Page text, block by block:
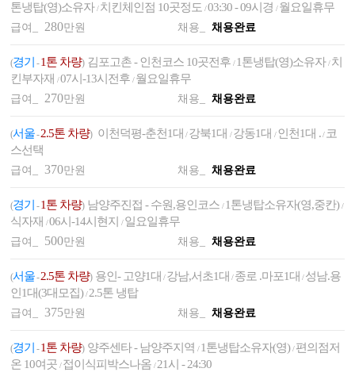
톤냉탑(영)소유자/ 치킨체인점 10곳정도/03:30 - 09시경/ 월요일휴무
급여_280만원 채용_ 채용완료
(경기 -1톤 차량) 김포고촌 - 인천코스 10곳전후/ 1톤냉탑(영)소유자/ 치
킨부자재/07시-13시전후/ 월요일휴무
급여_270만원 채용_ 채용완료
(서울-2.5톤 차량) 이천덕평-춘천1대 / 강북1대/ 강동1대/ 인천1대 . / 코
스선택
급여_ 370만원 채용_ 채용완료
(경기 -1톤 차량) 남양주진접 - 수원,용인코스/ 1톤냉탑소유자(영,중칸)/
식자재/06시-14시현지/ 일요일휴무
급여_ 500만원 채용_ 채용완료
(서울-2.5톤 차량) 용인- 고양1대 / 강남,서초1대 / 종로 .마포1대 / 성남.용
인1대(3대모집)/ 2.5톤 냉탑
급여_ 375만원 채용_ 채용완료
(경기 -1톤 차량) 양주센타 - 남양주지역/ 1톤냉탑소유자(영)/ 편의점저
온 10여곳/ 접이식피박스나옴/ 21시 - 24:30